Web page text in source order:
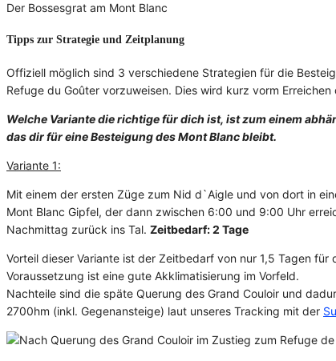
Der Bossesgrat am Mont Blanc
Tipps zur Strategie und Zeitplanung
Offiziell möglich sind 3 verschiedene Strategien für die
Refuge du Goûter vorzuweisen. Dies wird kurz vorm
Welche Variante die richtige für dich ist, ist zum einem
das dir für eine Besteigung des Mont Blanc bleibt.
Variante 1:
Mit einem der ersten Züge zum Nid d`Aigle und von dort in
Mont Blanc Gipfel, der dann zwischen 6:00 und 9:00 Uhr
Nachmittag zurück ins Tal. Zeitbedarf: 2 Tage
Vorteil dieser Variante ist der Zeitbedarf von nur 1,5 Tagen
Voraussetzung ist eine gute Akklimatisierung im Vorfeld.
Nachteile sind die späte Querung des Grand Couloir und
2700hm (inkl. Gegenansteige) laut unseres Tracking mit der